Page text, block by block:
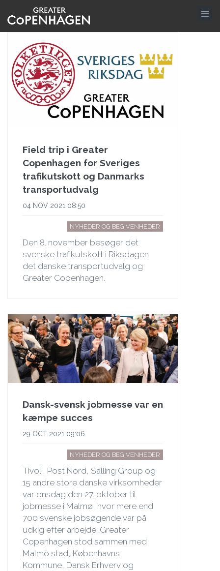
hovedindhold
Field trip i Greater
Copenhagen for Sveriges
trafikutskott og Danmarks
transportudvalg
04 NOV 2021 08:50
NYHEDER OG BEGIVENHEDER
Den 8. november besøger det
svenske trafikutskott i Riksdagen
det danske transportudvalg og
Greater Copenhagen.
Dansk-svensk jobmesse var en
kæmpe succes
29 OCT 2021 09:06
NYHEDER OG BEGIVENHEDER
Tivoli, Post Nord, Salling Group og
15 andre store danske virksomheder
var onsdag den 27. oktober til
jobmesse i Malmø, hvor mere end
700 svenske jobsøgende var på
udkig efter arbejde. Greater
Copenhagen stod sammen med
Malmö stad, Københavns
Kommune, Dansk Erhverv og